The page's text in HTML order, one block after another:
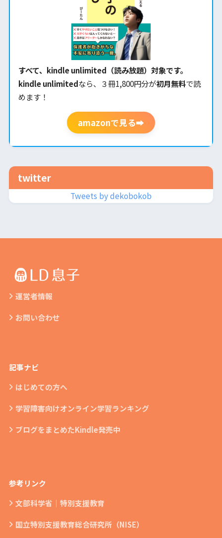
すべて、kindle unlimited（読み放題）対象です。
kindle unlimitedなら、３冊1,800円分が初月無料で読
めます！
amazonで見る➡
twitter
Tweets by dekobokob
運営者情報
お問い合わせ
記事ナビ
はじめての方へ
学習障害向けオンライン学習ランキング
ブログをまとめたKindle発売中
参考リンク
文部科学省｜特別支援教育
国立特別支援教育総合研究所（NISE）